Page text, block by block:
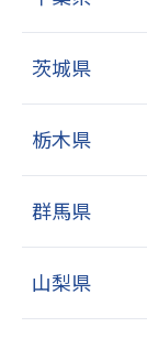
茨城県
栃木県
群馬県
山梨県